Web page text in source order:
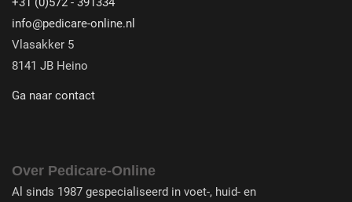
info@pedicare-online.nl
Vlasakker 5
8141 JB Heino
Ga naar contact
Over Pedicare-Online
Al sinds 1987 gespecialiseerd in voet-, huid- en